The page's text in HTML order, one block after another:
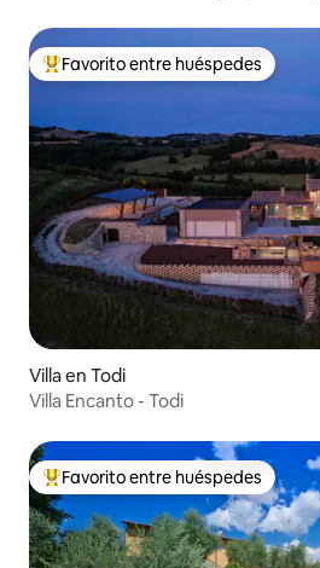
Favorito entre huéspedes preferido
Favorito entre huéspedes
Villa en Todi
Villa Encanto - Todi
Favorito entre huéspedes preferido
Favorito entre huéspedes